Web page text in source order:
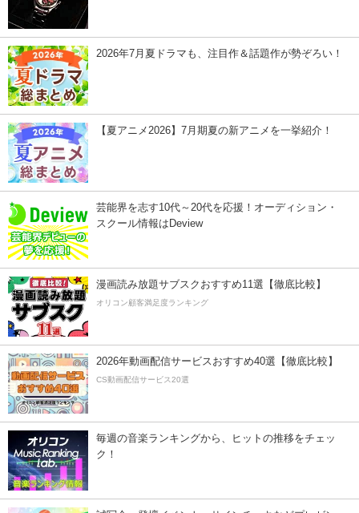
2026年7月夏ドラマも、注目作＆話題作が勢ぞろい！
【夏アニメ2026】7月期夏の新アニメを一挙紹介！
芸能界を志す10代～20代を応援！オーディション・
スクール情報はDeview
漫画読み放題サブスクおすすめ11選【徹底比較】
オリコン顧客満足度ランキング
2026年動画配信サービスおすすめ40選【徹底比較】
CS動画配信サービス20選
毎週の音楽ランキングから、ヒットの推移をチェッ
ク！